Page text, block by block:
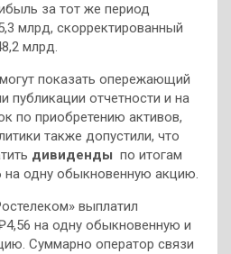
за тот же период
млрд, скорректированный
млрд.
показать опережающий
публикации отчетности и на
по приобретению активов,
также допустили, что
дивиденды по итогам
на одну обыкновенную акцию.
выплатил
на одну обыкновенную и
Суммарно оператор связи